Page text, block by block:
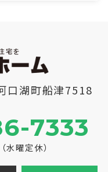
口湖町船津7518
7333
曜定休）